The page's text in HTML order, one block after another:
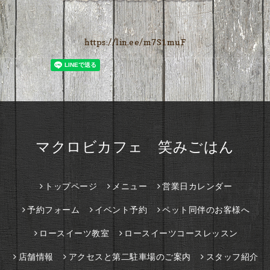
https://lin.ee/m7S1muF
マクロビカフェ 笑みごはん
トップページ メニュー 営業日カレンダー
予約フォーム イベント予約 ペット同伴のお客様へ
ロースイーツ教室 ロースイーツコースレッスン
店舗情報 アクセスと第二駐車場のご案内 スタッフ紹介